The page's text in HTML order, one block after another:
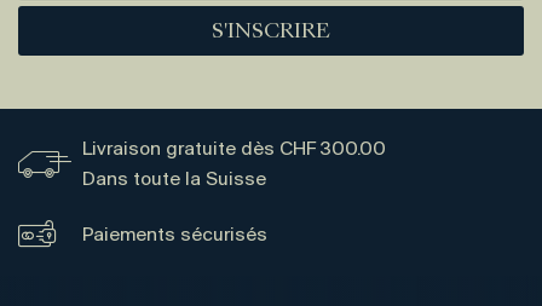
S'INSCRIRE
Livraison gratuite dès CHF 300.00
Dans toute la Suisse
Paiements sécurisés